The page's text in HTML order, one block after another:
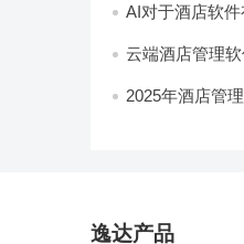
AI对于酒店软
云端酒店管理
2025年酒店管
逸达产品